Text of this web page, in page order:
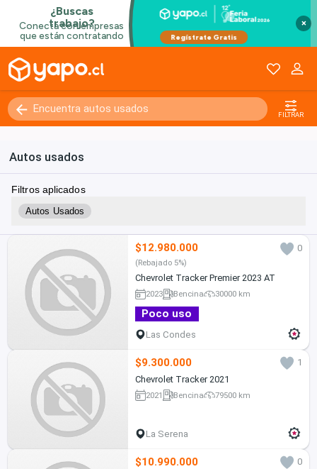
×
FILTRAR
Autos usados
Filtros aplicados
Autos Usados
$12.980.000 0
(Rebajado 5%)
Chevrolet Tracker Premier 2023 AT
2023 Bencina 30000 km
Poco uso
Las Condes
$9.300.000
1
Chevrolet Tracker 2021
2021 Bencina 79500 km
La Serena
$10.990.000 0